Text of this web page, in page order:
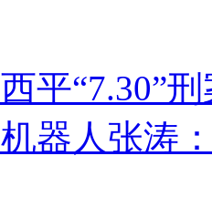
平“7.30”
器人张涛